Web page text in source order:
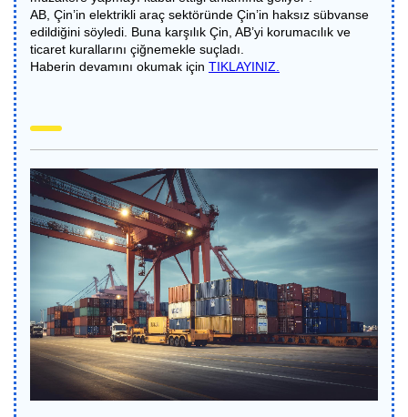
AB, Çin’in elektrikli araç sektöründe Çin’in haksız sübvanse
edildiğini söyledi. Buna karşılık Çin, AB’yi korumacılık ve
ticaret kurallarını çiğnemekle suçladı.
Haberin devamını okumak için TIKLAYINIZ.